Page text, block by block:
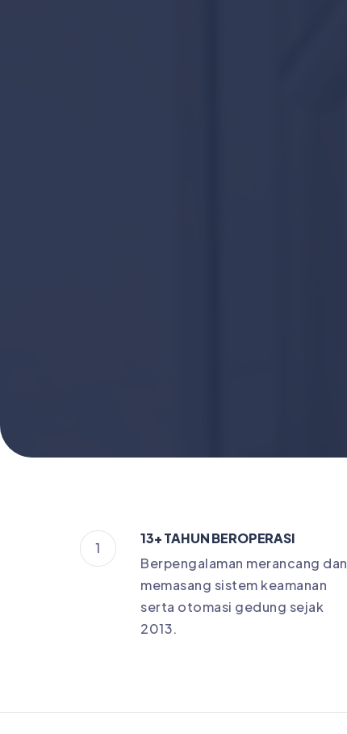
1
13+ TAHUN BEROPERASI
Berpengalaman merancang dan
memasang sistem keamanan
serta otomasi gedung sejak
2013.